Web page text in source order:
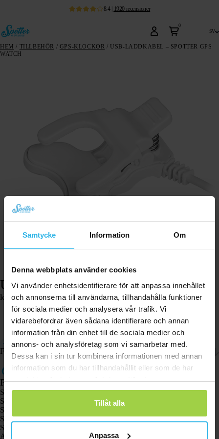
Samtycke Information Om
Denna webbplats använder cookies
Vi använder enhetsidentifierare för att anpassa innehållet
och annonserna till användarna, tillhandahålla funktioner
för sociala medier och analysera vår trafik. Vi
vidarebefordrar även sådana identifierare och annan
information från din enhet till de sociala medier och
annons- och analysföretag som vi samarbetar med.
Dessa kan i sin tur kombinera informationen med annan
information som du har tillhandahållit eller som de har
samlat in när du har använt deras tjänster.
Tillåt alla
Anpassa
8.4| 1920 recensioner
0
sv
HEM / TILLBEHÖR / GPS-KLOCKOR / USB-LADDKABEL – SPOTTER GPS
WATCH
USB-laddkabel – Spotter GPS Watch
kr 136,42
I lager
Original USB-laddare för Spotter GPS Watch.
Frakt och returer
Produkter
Spotter GPS-spårare X10
Spotter Senior GPS-klocka
Spotter GPS-klocka Explorer
Spotter GPS-klocka för barn
Spotter CatX
Animal Spotter